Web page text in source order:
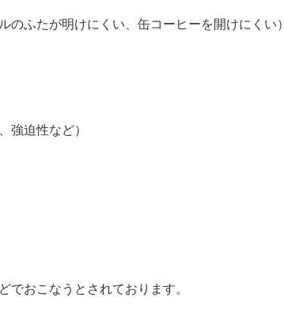
ふたが明けにくい、缶コーヒーを開けにくい）
強迫性など）
でおこなうとされております。